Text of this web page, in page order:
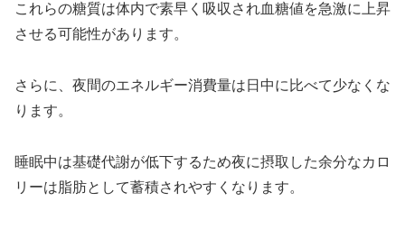
これらの糖質は体内で素早く吸収され血糖値を急激に上昇
させる可能性があります。
さらに、夜間のエネルギー消費量は日中に比べて少なくな
ります。
睡眠中は基礎代謝が低下するため夜に摂取した余分なカロ
リーは脂肪として蓄積されやすくなります。